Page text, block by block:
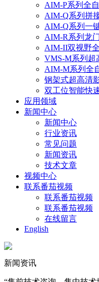
AIM-P系列全
AIM-Q系列拼
AIM-Q系列一
AIM-R系列龙
AIM-II双视野
VMS-M系列超
AIM-M系列全
钢架式超高清
双工位智能快
应用领域
新闻中心
新闻中心
行业资讯
常见问题
新闻资讯
技术文章
视频中心
联系番茄视频
联系番茄视频
联系番茄视频
在线留言
English
新闻资讯